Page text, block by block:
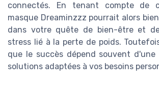
connectés. En tenant compte de
masque Dreaminzzz pourrait alors
dans votre quête de bien-être et
stress lié à la perte de poids.
que le succès dépend souvent d'une
solutions adaptées à vos besoins